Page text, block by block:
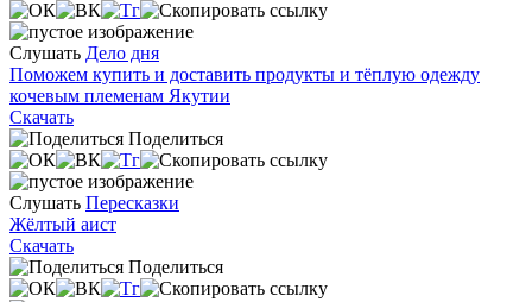
Слушать Дело дня
Поможем купить и доставить продукты и тёплую одежду
кочевым племенам Якутии
Скачать
Поделиться
Слушать Пересказки
Жёлтый аист
Скачать
Поделиться